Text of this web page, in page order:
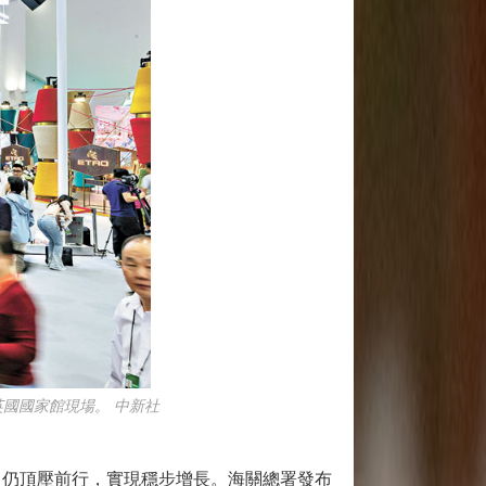
國家館現場。 中新社
壓前行，實現穩步增長。海關總署發布